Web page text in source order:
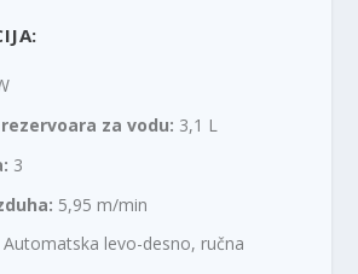
za vodu: 3,1 L
3
5,95 m/min
Automatska levo-desno, ručna